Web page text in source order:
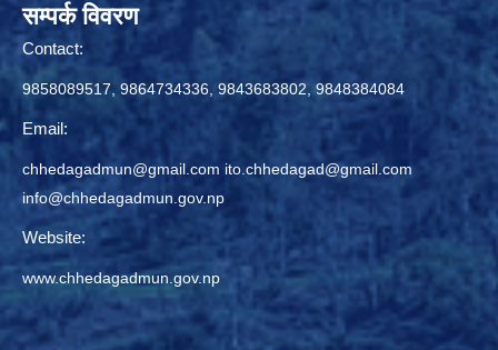
सम्पर्क विवरण
Contact:
9858089517, 9864734336, 9843683802, 9848384084
Email:
chhedagadmun@gmail.com ito.chhedagad@gmail.com
info@chhedagadmun.gov.np
Website:
www.chhedagadmun.gov.np